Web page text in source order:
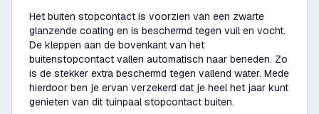
Het buiten stopcontact is voorzien van een zwarte
glanzende coating en is beschermd tegen vuil en vocht.
De kleppen aan de bovenkant van het
buitenstopcontact vallen automatisch naar beneden. Zo
is de stekker extra beschermd tegen vallend water. Mede
hierdoor ben je ervan verzekerd dat je heel het jaar kunt
genieten van dit tuinpaal stopcontact buiten.